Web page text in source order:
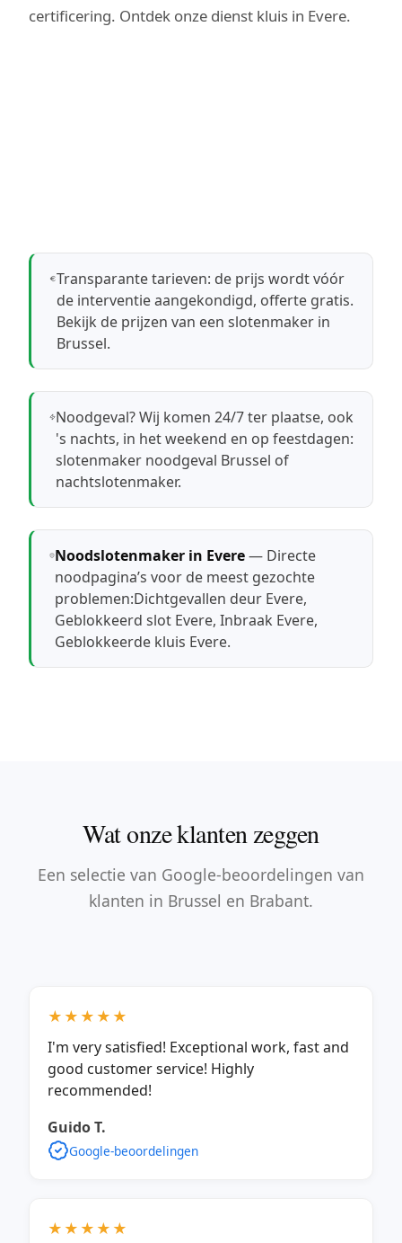
certificering. Ontdek onze dienst kluis in Evere.
Transparante tarieven: de prijs wordt vóór
de interventie aangekondigd, offerte gratis.
Bekijk de prijzen van een slotenmaker in
Brussel.
Noodgeval? Wij komen 24/7 ter plaatse, ook
's nachts, in het weekend en op feestdagen:
slotenmaker noodgeval Brussel of
nachtslotenmaker.
Noodslotenmaker in Evere— Directe
noodpagina’s voor de meest gezochte
problemen:Dichtgevallen deur Evere,
Geblokkeerd slot Evere, Inbraak Evere,
Geblokkeerde kluis Evere.
Wat onze klanten zeggen
Een selectie van Google-beoordelingen van
klanten in Brussel en Brabant.
★★★★★
I'm very satisfied! Exceptional work, fast and
good customer service! Highly
recommended!
Guido T.
Google-beoordelingen
★★★★★